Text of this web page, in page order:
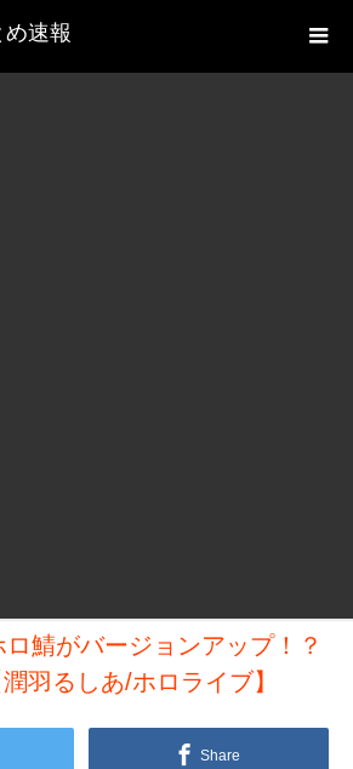
速報
ロ鯖がバージョンアップ！？
羽るしあ/ホロライブ】
Share